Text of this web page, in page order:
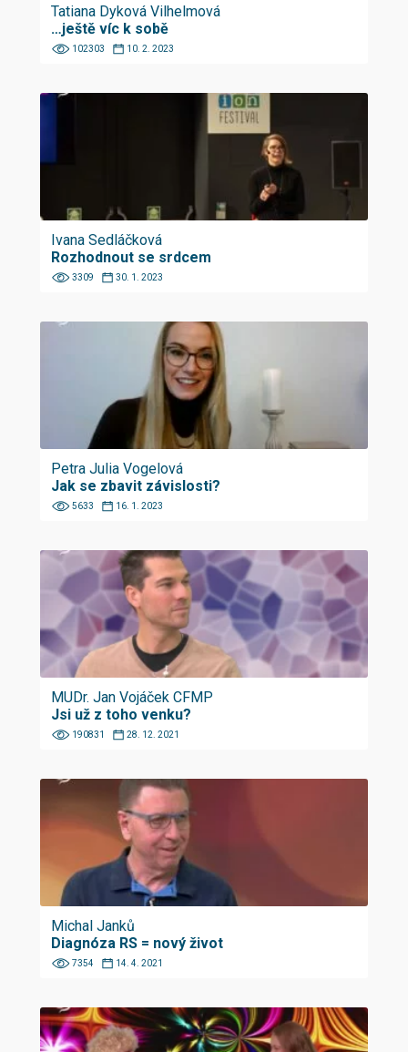
Tatiana Dyková Vilhelmová
…ještě víc k sobě
102303 10. 2. 2023
Ivana Sedláčková
Rozhodnout se srdcem
3309 30. 1. 2023
Petra Julia Vogelová
Jak se zbavit závislosti?
5633 16. 1. 2023
MUDr. Jan Vojáček CFMP
Jsi už z toho venku?
190831 28. 12. 2021
Michal Janků
Diagnóza RS = nový život
7354 14. 4. 2021